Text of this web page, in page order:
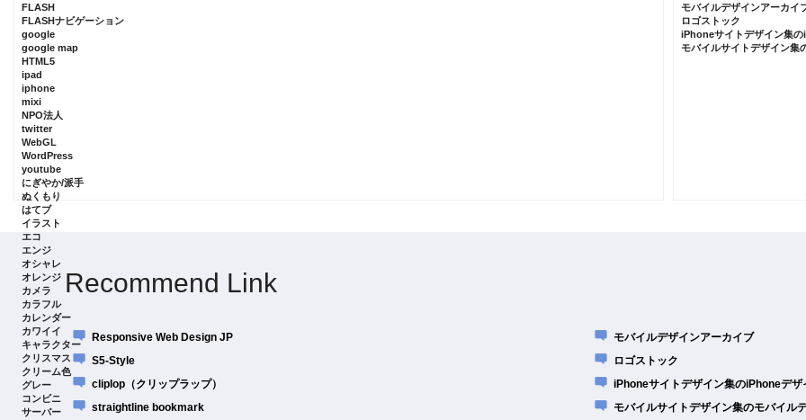
FLASH
FLASHナビゲーション
google
google map
HTML5
ipad
iphone
mixi
NPO法人
twitter
WebGL
WordPress
youtube
にぎやか/派手
ぬくもり
はてブ
イラスト
エコ
エンジ
オシャレ
オレンジ
カメラ
カラフル
カレンダー
カワイイ
キャラクター
クリスマス
クリーム色
グレー
コンビニ
サーバー
モバイルデザインアーカイ
ロゴストック
iPhoneサイトデザイン集
モバイルサイトデザイン集
Recommend Link
Responsive Web Design JP
S5-Style
cliplop（クリップラップ）
straightline bookmark
モバイルデザインアーカイブ
ロゴストック
iPhoneサイトデザイン集のiPhoneデザ
モバイルサイトデザイン集のモバイル